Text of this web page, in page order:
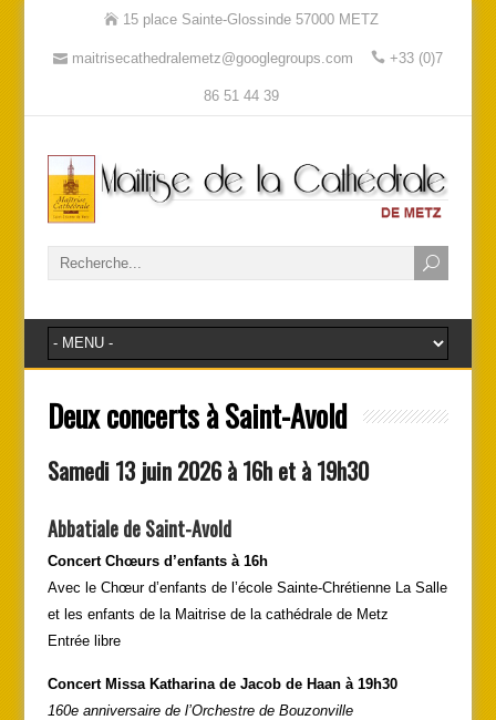
15 place Sainte-Glossinde 57000 METZ
maitrisecathedralemetz@googlegroups.com +33 (0)7
86 51 44 39
Deux concerts à Saint-Avold
Samedi 13 juin 2026 à 16h et à 19h30
Abbatiale de Saint-Avold
Concert Chœurs d’enfants à 16h
Avec le Chœur d’enfants de l’école Sainte-Chrétienne La Salle
et les enfants de la Maitrise de la cathédrale de Metz
Entrée libre
Concert Missa Katharina de Jacob de Haan à 19h30
160e anniversaire de l’Orchestre de Bouzonville